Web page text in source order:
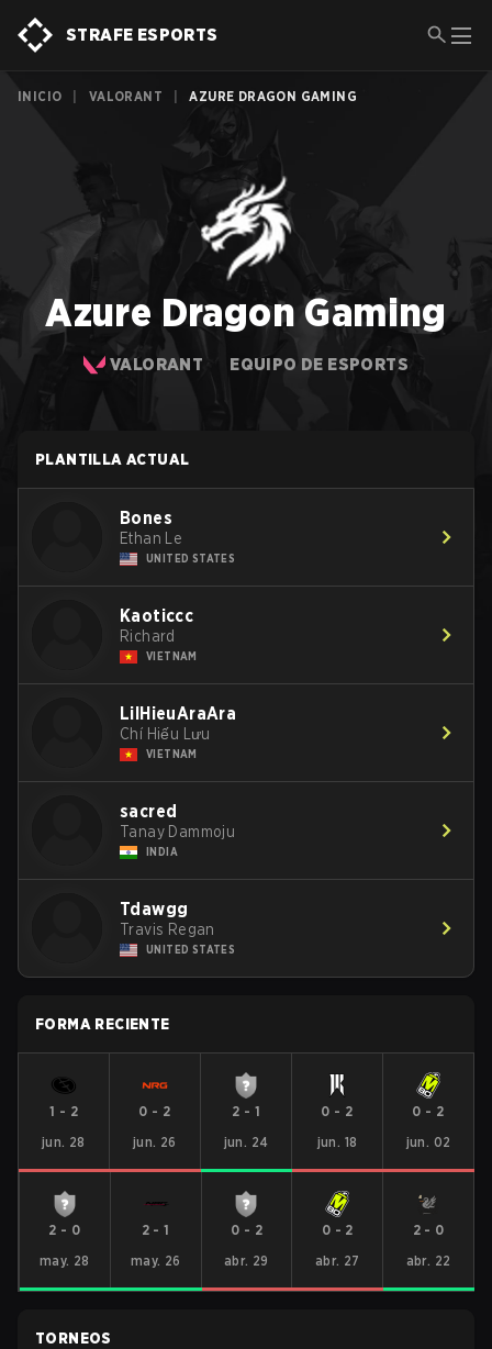
STRAFE ESPORTS
INICIO VALORANT AZURE DRAGON GAMING
Azure Dragon Gaming
VALORANT EQUIPO DE ESPORTS
PLANTILLA ACTUAL
Bones
Ethan Le
UNITED STATES
Kaoticcc
Richard
VIETNAM
LilHieuAraAra
Chí Hiếu Lưu
VIETNAM
sacred
Tanay Dammoju
INDIA
Tdawgg
Travis Regan
UNITED STATES
FORMA RECIENTE
1 - 2
jun. 28
0 - 2
jun. 26
2 - 1
jun. 24
0 - 2
jun. 18
0 - 2
jun. 02
2 - 0
may. 28
2 -1
may. 26
0 - 2
abr. 29
0 - 2
abr. 27
2- 0
abr. 22
TORNEOS